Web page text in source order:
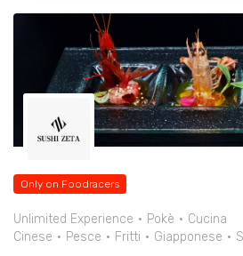
Only on Foodracers
Unlimited Experience Pokè
Cucina
Cinese
Pesce Fritti Giapponese